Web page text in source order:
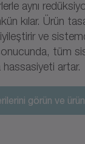
aynı
kılar. Ürün
ve
tüm
hassasiyeti artar.
görün ve